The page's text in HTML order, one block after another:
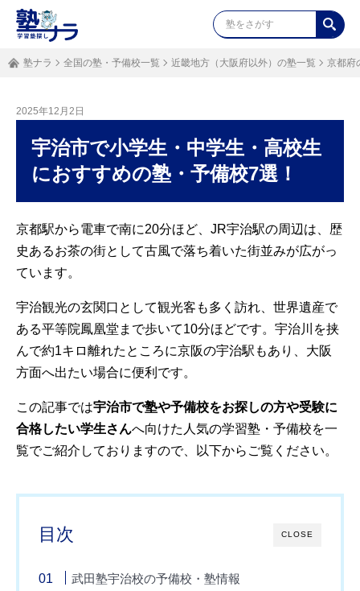
塾ナラ 全国の塾・予備校一覧 近畿地方（大阪府以外）の塾一覧 京都府
2025年12月2日
宇治市で小学生・中学生・高校生
におすすめの塾・予備校7選！
京都駅から電車で南に20分ほど、JR宇治駅の周辺は、歴
史あるお茶の街として古風で落ち着いた街並みが広がっ
ています。
宇治観光の玄関口として観光客も多く訪れ、世界遺産で
ある平等院鳳凰堂まで歩いて10分ほどです。宇治川を挟
んで約1キロ離れたところに京阪の宇治駅もあり、大阪
方面へ出たい場合に便利です。
この記事では宇治市で塾や予備校をお探しの方や受験に
合格したい学生さんへ向けた人気の学習塾・予備校を一
覧でご紹介しておりますので、以下からご覧ください。
CLOSE
目次
武田塾宇治校の予備校・塾情報